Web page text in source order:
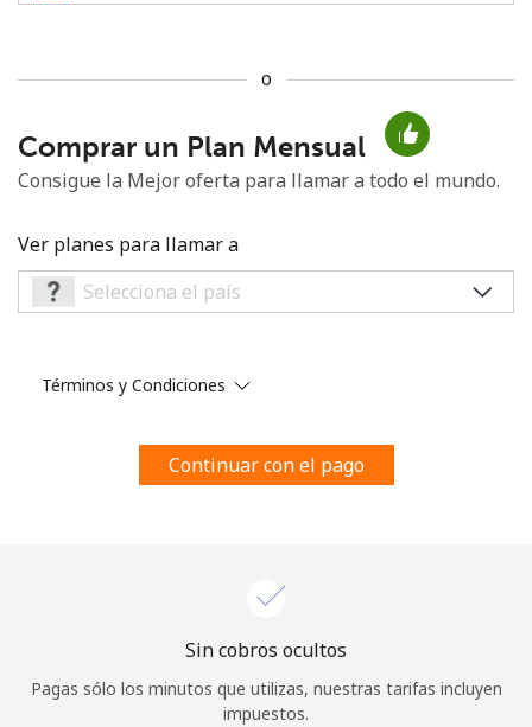
No se ha creado una contraseña
Mínimo 8 caracteres
Una letra mayúscula y una minúscula
Un número
Al abrir una cuenta en este sitio web, estoy de acuerdo con
¡Hola!
o
Comprar un Plan Mensual
Consigue la Mejor oferta para llamar a todo el mundo.
Ver planes para llamar a
Términos y Condiciones
Continuar con el pago
Sin cobros ocultos
Pagas sólo los minutos que utilizas, nuestras tarifas incluyen
impuestos.